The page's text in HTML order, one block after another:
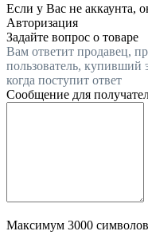
Если у Вас не аккаунта,
Авторизация
Задайте вопрос о товаре
Вам ответит продавец,
пользователь, купивший
когда поступит ответ
Сообщение для
Максимум 3000 символов